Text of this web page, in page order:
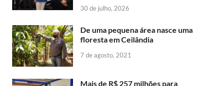
30 de julho, 2026
De uma pequena área nasce uma
floresta em Ceilândia
7 de agosto, 2021
Mais de R$ 257 milhões para